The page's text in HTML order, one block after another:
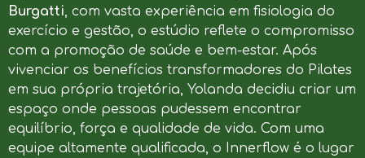
Burgatti, com vasta experiência em fisiologia do
exercício e gestão, o estúdio reflete o compromisso
com a promoção de saúde e bem-estar. Após
vivenciar os benefícios transformadores do Pilates
em sua própria trajetória, Yolanda decidiu criar um
espaço onde pessoas pudessem encontrar
equilíbrio, força e qualidade de vida. Com uma
equipe altamente qualificada, o Innerflow é o lugar